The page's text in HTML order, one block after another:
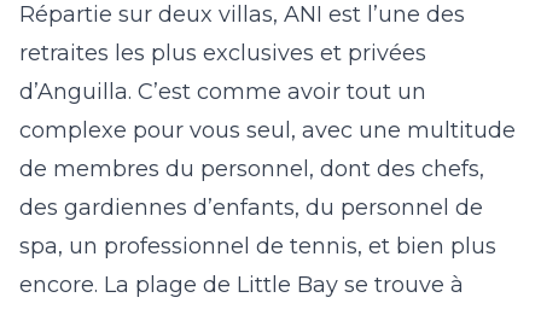
Répartie sur deux villas, ANI est l’une des
retraites les plus exclusives et privées
d’Anguilla. C’est comme avoir tout un
complexe pour vous seul, avec une multitude
de membres du personnel, dont des chefs,
des gardiennes d’enfants, du personnel de
spa, un professionnel de tennis, et bien plus
encore. La plage de Little Bay se trouve à